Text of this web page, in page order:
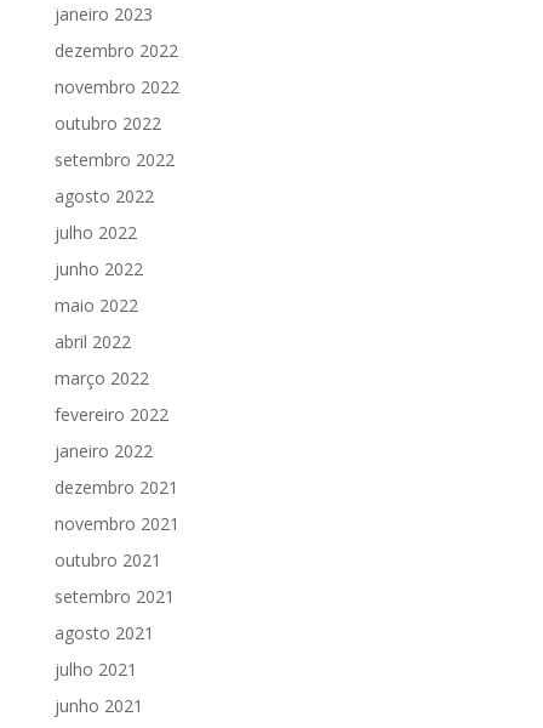
janeiro 2023
dezembro 2022
novembro 2022
outubro 2022
setembro 2022
agosto 2022
julho 2022
junho 2022
maio 2022
abril 2022
março 2022
fevereiro 2022
janeiro 2022
dezembro 2021
novembro 2021
outubro 2021
setembro 2021
agosto 2021
julho 2021
junho 2021